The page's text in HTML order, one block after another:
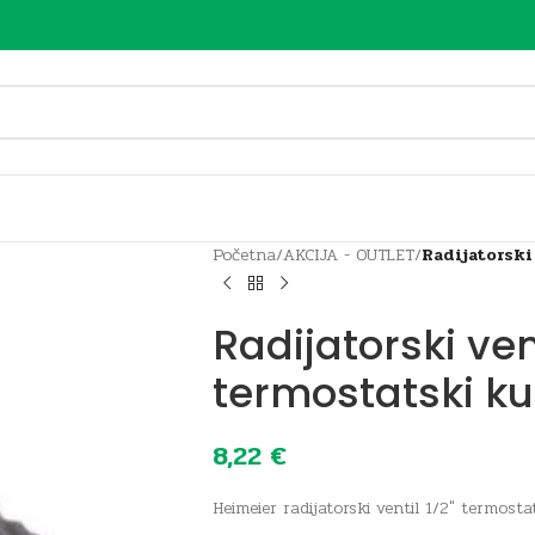
Početna/AKCIJA - OUTLET/
Radijatorski
termostatski
8,22 €
Heimeier radijatorski ventil 1/2″